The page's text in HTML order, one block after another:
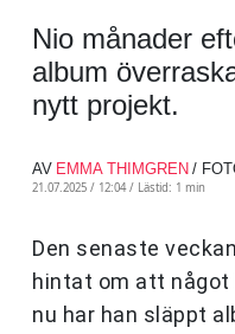
Nio månader
album
nytt projekt.
AV EMMA THIMGREN /
21.07.2025 / 12:04 / Lästid: 1 min
Den senaste
hintat om att något
nu har han släppt